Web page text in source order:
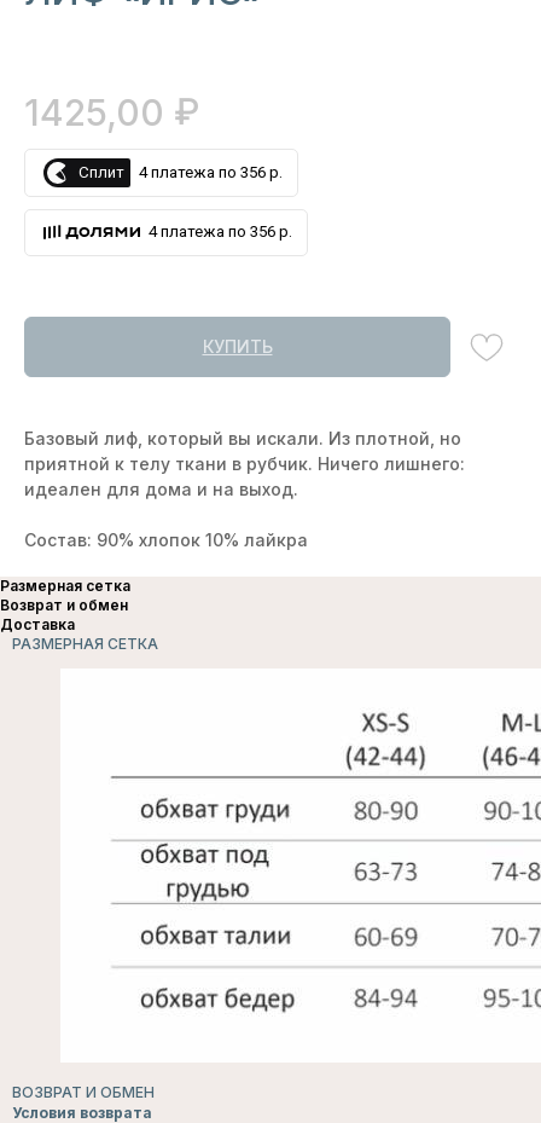
1425,00 ₽
Сплит 4 платежа по 356 р.
4 платежа по 356 р.
КУПИТЬ
Базовый лиф, который вы искали. Из плотной, но
приятной к телу ткани в рубчик. Ничего лишнего:
идеален для дома и на выход.
Состав: 90% хлопок 10% лайкра
Размерная сетка
Возврат и обмен
Доставка
РАЗМЕРНАЯ СЕТКА
ВОЗВРАТ И ОБМЕН
Условия возврата